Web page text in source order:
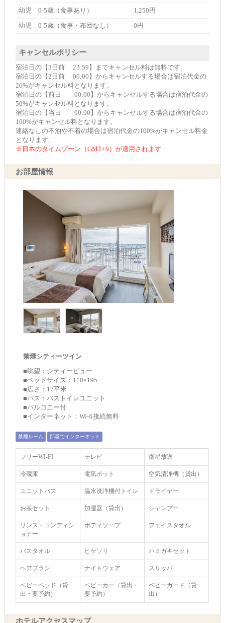
幼児 0-5歳（食事あり） 1,250円
幼児 0-5歳（食事・布団なし） 0円
キャンセルポリシー
宿泊日の【3日前 23:59】までキャンセル料は無料です。
宿泊日の【2日前 00:00】からキャンセルする場合は宿泊代金の
20%がキャンセル料となります。
宿泊日の【前日 00:00】からキャンセルする場合は宿泊代金の
50%がキャンセル料となります。
宿泊日の【当日 00:00】からキャンセルする場合は宿泊代金の
100%がキャンセル料となります。
連絡なしの不泊や不着の場合は宿泊代金の100%がキャンセル料金
となります。
※日本のタイムゾーン（GMT+9）が適用されます
お部屋情報
禁煙シティーツイン
■眺望：シティービュー
■ベッドサイズ：110×195
■広さ：17平米
■バス：バストイレユニット
■バルコニー付
■インターネット：Wi-fi接続無料
禁煙ルーム 部屋でインターネット
フリーWI‐FI テレビ 衛星放送
冷蔵庫 電気ポット 空気清浄機（貸出）
ユニットバス 温水洗浄機付トイレ ドライヤー
お茶セット 加湿器（貸出） シャンプー
リンス・コンディシ
ョナー
ボディソープ フェイスタオル
バスタオル ヒゲソリ ハミガキセット
ヘアブラシ ナイトウェア スリッパ
ベビーベッド（貸
出・要予約）
ベビーカー（貸出・
要予約）
ベビーガード（貸
出）
ホテルアクセスマップ